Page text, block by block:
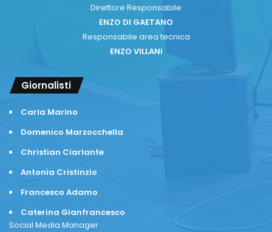
Direttore Responsabile
ENZO DI GAETANO
Responsabile area tecnica
ENZO VILLANI
Giornalisti
Carla Marino
Domenico Marzocchella
Christian Ciarlante
Antonia Cristinzio
Francesco Adamo
Caterina Gianfrancesco
Social Media Manager